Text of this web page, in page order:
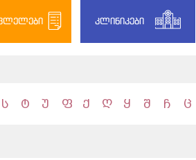
კლინიკები
ს ტ უ ფ ქ ღ ყ შ ჩ ც